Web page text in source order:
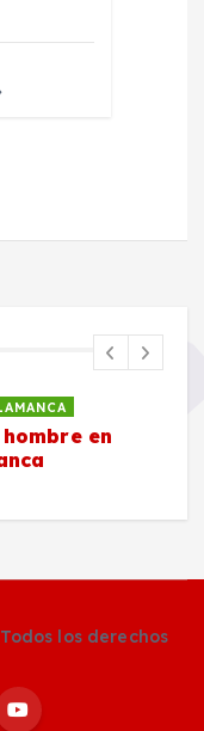
en
los derechos